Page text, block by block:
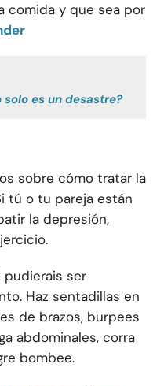
comida y que sea por
es un desastre?
sobre cómo tratar la
tú o tu pareja están
la depresión,
pudierais ser
Haz sentadillas en
de brazos, burpees
abdominales, corra
bombee.